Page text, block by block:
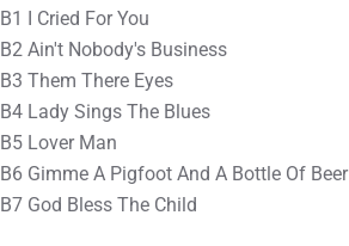
B1 I Cried For You
B2 Ain't Nobody's Business
B3 Them There Eyes
B4 Lady Sings The Blues
B5 Lover Man
B6 Gimme A Pigfoot And A Bottle Of Beer
B7 God Bless The Child ⠀